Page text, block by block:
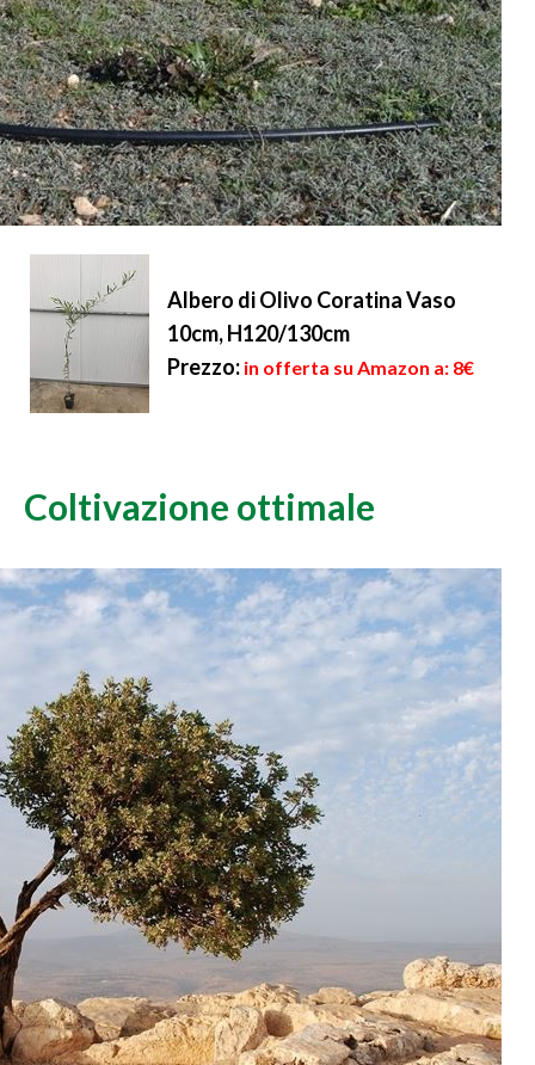
Albero di Olivo Coratina Vaso
10cm, H120/130cm
Prezzo: in offerta su Amazon a: 8€
Coltivazione ottimale